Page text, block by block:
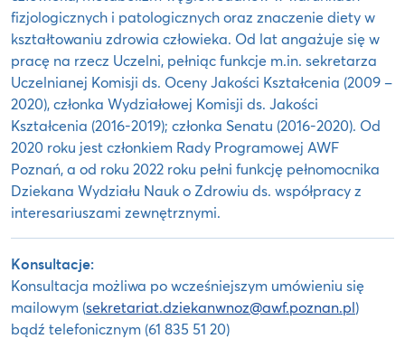
fizjologicznych i patologicznych oraz znaczenie diety w
kształtowaniu zdrowia człowieka. Od lat angażuje się w
pracę na rzecz Uczelni, pełniąc funkcje m.in. sekretarza
Uczelnianej Komisji ds. Oceny Jakości Kształcenia (2009 –
2020), członka Wydziałowej Komisji ds. Jakości
Kształcenia (2016-2019); członka Senatu (2016-2020). Od
2020 roku jest członkiem Rady Programowej AWF
Poznań, a od roku 2022 roku pełni funkcję pełnomocnika
Dziekana Wydziału Nauk o Zdrowiu ds. współpracy z
interesariuszami zewnętrznymi.
Konsultacje:
Konsultacja możliwa po wcześniejszym umówieniu się
mailowym (sekretariat.dziekanwnoz@awf.poznan.pl)
bądź telefonicznym (61 835 51 20)